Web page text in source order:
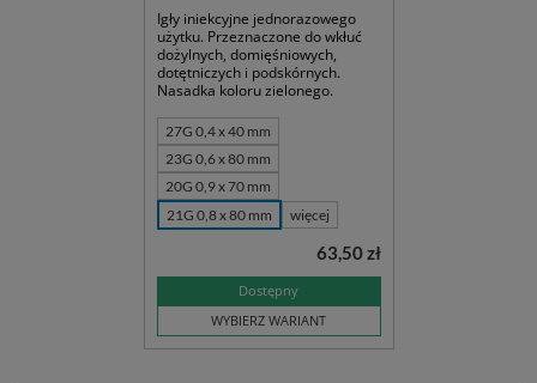
Igły iniekcyjne jednorazowego
użytku. Przeznaczone do wkłuć
dożylnych, domięśniowych,
dotętniczych i podskórnych.
Nasadka koloru zielonego.
27G 0,4 x 40 mm
23G 0,6 x 80 mm
20G 0,9 x 70 mm
21G 0,8 x 80 mm
więcej
Dostępny
WYBIERZ WARIANT
63,50 zł